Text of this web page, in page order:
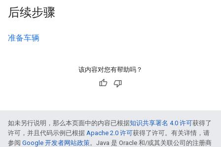
后续步骤
准备车辆
该内容对您有帮助吗？
如未另行说明，那么本页面中的内容已根据知识共享署名 4.0 许可获得了
许可，并且代码示例已根据 Apache 2.0 许可获得了许可。有关详情，请
参阅 Google 开发者网站政策。Java 是 Oracle 和/或其关联公司的注册商